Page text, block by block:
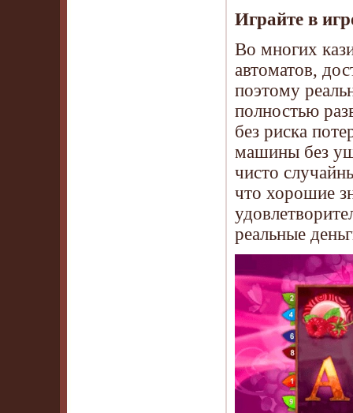
Играйте в
Во многих
автоматов,
поэтому
полностью
без риска
машины без
чисто
что хорошие
реальные